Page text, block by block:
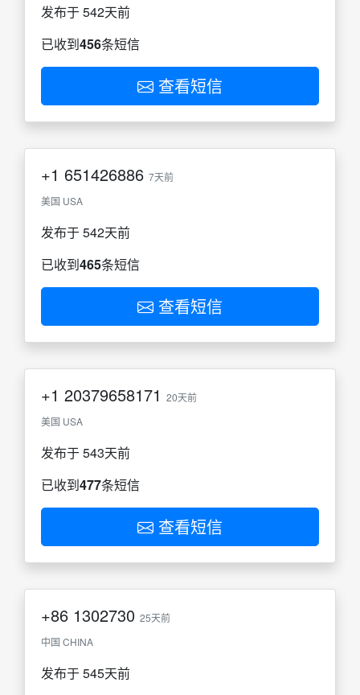
发布于 542天前
已收到456条短信
查看短信
+1 651426886 7天前
美国 USA
发布于 542天前
已收到465条短信
查看短信
+1 20379658171 20天前
美国 USA
发布于 543天前
已收到477条短信
查看短信
+86 1302730 25天前
中国 CHINA
发布于 545天前